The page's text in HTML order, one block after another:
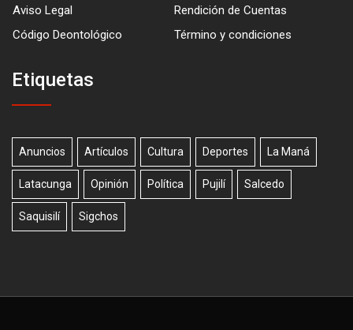
Aviso Legal
Rendición de Cuentas
Código Deontológico
Término y condiciones
Etiquetas
Anuncios Artículos Cultura Deportes La Maná
Latacunga Opinión Política Pujilí Salcedo
Saquisilí Sigchos